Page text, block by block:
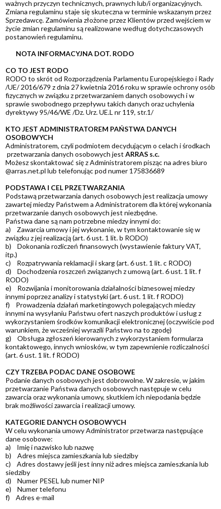
ważnych przyczyn technicznych, prawnych lub/i organizacyjnych.
Zmiana regulaminu staje się skuteczna w terminie wskazanym przez
Sprzedawcę. Zamówienia złożone przez Klientów przed wejściem w
życie zmian regulaminu są realizowane według dotychczasowych
postanowień regulaminu.
NOTA INFORMACYJNA DOT. RODO
CO TO JEST RODO
RODO to skrót od Rozporządzenia Parlamentu Europejskiego i Rady
/UE/ 2016/679 z dnia 27 kwietnia 2016 roku w sprawie ochrony osób
fizycznych w związku z przetwarzaniem danych osobowych i w
sprawie swobodnego przepływu takich danych oraz uchylenia
dyrektywy 95/46/WE /Dz. Urz. UE.L nr 119, str.1/
KTO JEST ADMINISTRATOREM PAŃSTWA DANYCH
OSOBOWYCH
Administratorem, czyli podmiotem decydującym o celach i środkach
przetwarzania danych osobowych jestARRAS s.c.
Możesz skontaktować się z Administratorem pisząc na adres biuro
@arras.net.pl lub telefonując pod numer 175836689
PODSTAWA I CEL PRZETWARZANIA
Podstawą przetwarzania danych osobowych jest realizacja umowy
zawartej miedzy Państwem a Administratorem dla której wykonania
przetwarzanie danych osobowych jest niezbędne.
Państwa dane są nam potrzebne miedzy innymi do:
a) Zawarcia umowy i jej wykonanie, w tym kontaktowanie się w
związku z jej realizacją (art. 6 ust. 1 lit. b RODO)
b) Dokonania rozliczeń finansowych (wystawienie faktury VAT,
itp.)
c) Rozpatrywania reklamacji i skarg (art. 6 ust. 1 lit. c RODO)
d) Dochodzenia roszczeń związanych z umową (art. 6 ust. 1 lit. f
RODO)
e) Rozwijania i monitorowania działalności biznesowej miedzy
innymi poprzez analizy i statystyki (art. 6 ust. 1 lit. f RODO)
f) Prowadzenia działań marketingowych polegających miedzy
innymi na wysyłaniu Państwu ofert naszych produktów i usług z
wykorzystaniem środków komunikacji elektronicznej (oczywiście pod
warunkiem, że wcześniej wyrazili Państwo na to zgodę)
g) Obsługa zgłoszeń kierowanych z wykorzystaniem formularza
kontaktowego, innych wniosków, w tym zapewnienie rozliczalności
(art. 6 ust. 1 lit. f RODO)
CZY TRZEBA PODAC DANE OSOBOWE
Podanie danych osobowych jest dobrowolne. W zakresie, w jakim
przetwarzanie Państwa danych osobowych następuje w celu
zawarcia oraz wykonania umowy, skutkiem ich niepodania będzie
brak możliwości zawarcia i realizacji umowy.
KATEGORIE DANYCH OSOBOWYCH
W celu wykonania umowy Administrator przetwarza następujące
dane osobowe:
a) Imię i nazwisko lub nazwę
b) Adres miejsca zamieszkania lub siedziby
c) Adres dostawy jeśli jest inny niż adres miejsca zamieszkania lub
siedziby
d) Numer PESEL lub numer NIP
e) Numer telefonu
f) Adres e-mail